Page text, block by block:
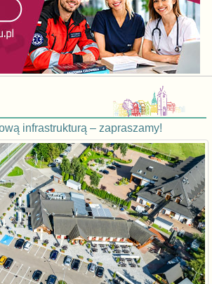
infrastrukturą – zapraszamy!